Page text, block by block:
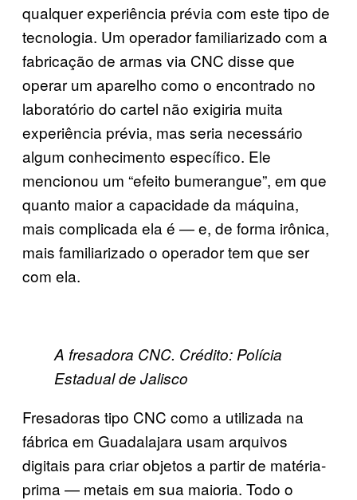
qualquer experiência prévia com este tipo de
tecnologia. Um operador familiarizado com a
fabricação de armas via CNC disse que
operar um aparelho como o encontrado no
laboratório do cartel não exigiria muita
experiência prévia, mas seria necessário
algum conhecimento específico. Ele
mencionou um “efeito bumerangue”, em que
quanto maior a capacidade da máquina,
mais complicada ela é — e, de forma irônica,
mais familiarizado o operador tem que ser
com ela.
A fresadora CNC. Crédito: Polícia
Estadual de Jalisco
Fresadoras tipo CNC como a utilizada na
fábrica em Guadalajara usam arquivos
digitais para criar objetos a partir de matéria-
prima — metais em sua maioria. Todo o